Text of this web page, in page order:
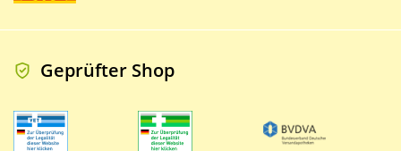
Geprüfter Shop